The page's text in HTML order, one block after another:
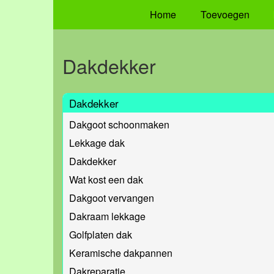
Home Toevoegen
Dakdekker
Dakdekker
Dakgoot schoonmaken
Lekkage dak
Dakdekker
Wat kost een dak
Dakgoot vervangen
Dakraam lekkage
Golfplaten dak
Keramische dakpannen
Dakreparatie